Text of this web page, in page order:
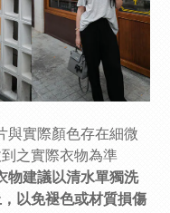
與實際顏色存在細微
之實際衣物為準
物建議以清水單獨洗
以免褪色或材質損傷